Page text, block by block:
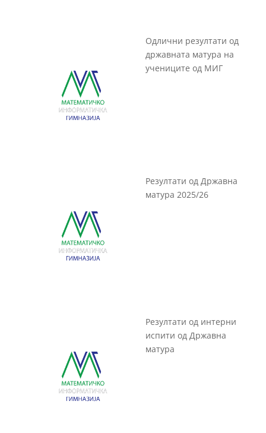
Одлични резултати од
државната матура на
учениците од МИГ
Резултати од Државна
матура 2025/26
Резултати од интерни
испити од Државна
матура